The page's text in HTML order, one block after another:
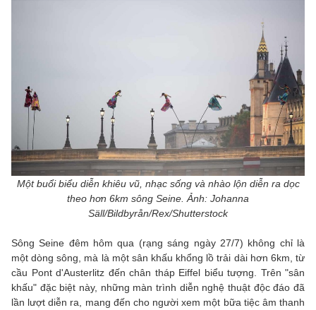
Một buổi biểu diễn khiêu vũ, nhạc sống và nhào lộn diễn ra dọc
theo hơn 6km sông Seine. Ảnh: Johanna
Säll/Bildbyrån/Rex/Shutterstock
Sông Seine đêm hôm qua (rạng sáng ngày 27/7) không chỉ là
một dòng sông, mà là một sân khấu khổng lồ trải dài hơn 6km, từ
cầu Pont d'Austerlitz đến chân tháp Eiffel biểu tượng. Trên "sân
khấu" đặc biệt này, những màn trình diễn nghệ thuật độc đáo đã
lần lượt diễn ra, mang đến cho người xem một bữa tiệc âm thanh